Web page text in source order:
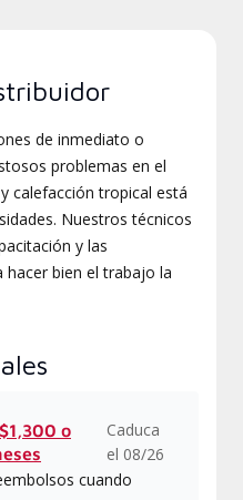
de inmediato o
problemas en el
calefacción tropical está
Nuestros técnicos
y las
hacer bien el trabajo la
o
Caduca
el 08/26
cuando